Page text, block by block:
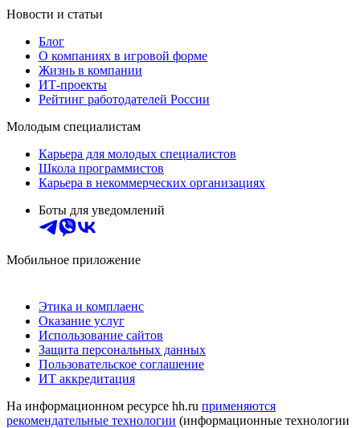
Новости и статьи
Блог
О компаниях в игровой форме
Жизнь в компании
ИТ-проекты
Рейтинг работодателей России
Молодым специалистам
Карьера для молодых специалистов
Школа программистов
Карьера в некоммерческих организациях
Боты для уведомлений
Мобильное приложение
Этика и комплаенс
Оказание услуг
Использование сайтов
Защита персональных данных
Пользовательское соглашение
ИТ аккредитация
На информационном ресурсе hh.ru применяются
рекомендательные технологии (информационные технологии